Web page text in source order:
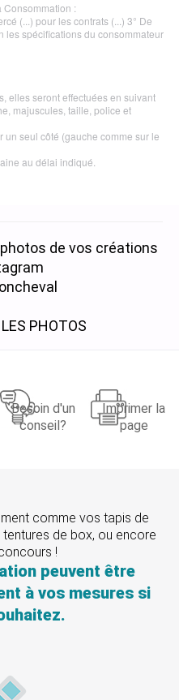
:
(...) pour les contrats (...) 3° De
les spécifications du consommateur
elles seront effectuées en suivant
majuscules, taille, police et
seul côté (gauche comme sur le
au délai indiqué.
de vos créations
PHOTOS
Besoin d'un
conseil?
Imprimer la
page
comme vos tapis de
de box, ou encore
!
peuvent être
à vos mesures si